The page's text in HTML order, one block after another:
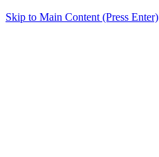
Skip to Main Content (Press Enter)